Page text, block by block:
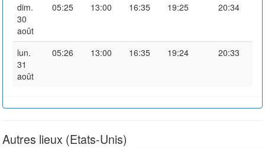
dim.
30
août
05:25 13:00 16:35 19:25 20:34
lun.
31
août
05:26 13:00 16:35 19:24 20:33
Autres lieux (Etats-Unis)